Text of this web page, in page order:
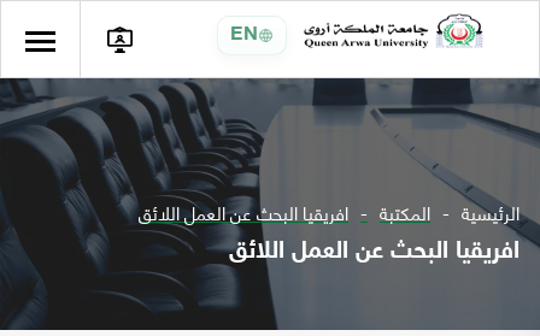
EN
الرئيسية المكتبة افريقيا البحث عن العمل اللائق
افريقيا البحث عن العمل اللائق